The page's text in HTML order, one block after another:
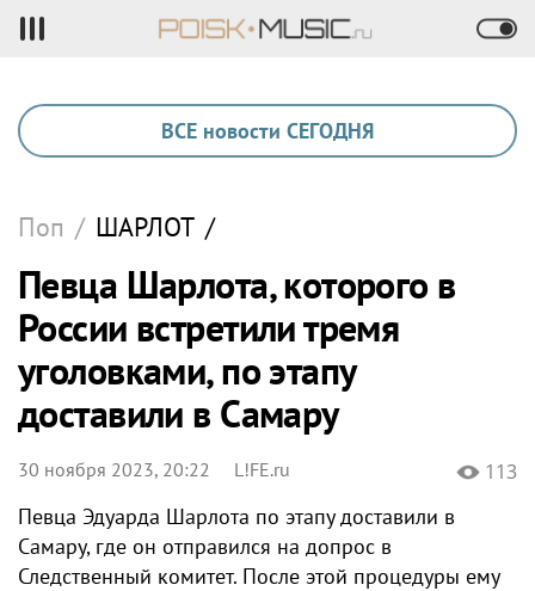
ВСЕ новости СЕГОДНЯ
Поп / ШАРЛОТ /
Певца Шарлота, которого в
России встретили тремя
уголовками, по этапу
доставили в Самару
30 ноября 2023, 20:22 L!FE.ru 113
Певца Эдуарда Шарлота по этапу доставили в
Самару, где он отправился на допрос в
Следственный комитет. После этой процедуры ему